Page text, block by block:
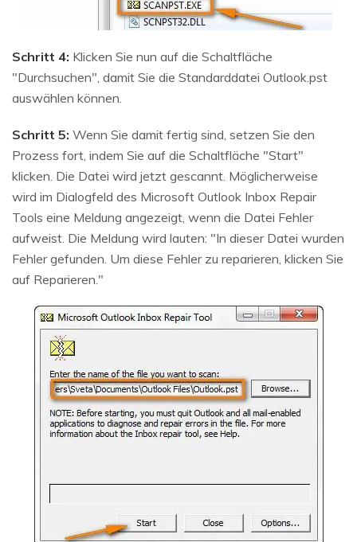
Schritt 4: Klicken Sie nun auf die Schaltfläche
"Durchsuchen", damit Sie die Standarddatei Outlook.pst
auswählen können.
Schritt 5: Wenn Sie damit fertig sind, setzen Sie den
Prozess fort, indem Sie auf die Schaltfläche "Start"
klicken. Die Datei wird jetzt gescannt. Möglicherweise
wird im Dialogfeld des Microsoft Outlook Inbox Repair
Tools eine Meldung angezeigt, wenn die Datei Fehler
aufweist. Die Meldung wird lauten: "In dieser Datei wurden
Fehler gefunden. Um diese Fehler zu reparieren, klicken Sie
auf Reparieren."